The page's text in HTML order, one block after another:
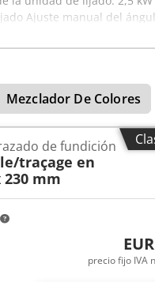
Ajuste manual del
variador Motor de
Mezclador De Colores
de fundición
traçage en
230 mm
precio fijo IVA